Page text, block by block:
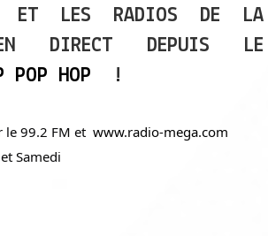
ET LES RADIOS DE LA
EN DIRECT DEPUIS LE
POP HOP !
le 99.2 FM et www.radio-mega.com
Samedi